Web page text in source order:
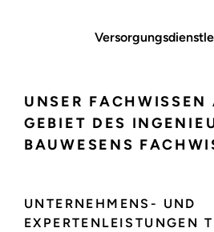
UNSER FACHWISSEN
GEBIET DES
BAUWESENS
UNTERNEHMENS- UND
EXPERTENLEISTUNGEN